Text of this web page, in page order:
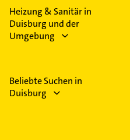
Heizung & Sanitär in
Duisburg und der
Umgebung
Beliebte Suchen in
Duisburg